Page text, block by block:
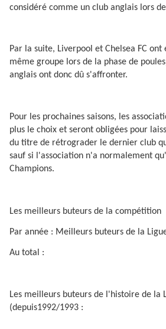
considéré comme un club anglais lors
Par la suite, Liverpool et Chelsea FC
même groupe lors de la phase de
anglais ont donc dû s'affronter.
Pour les prochaines saisons, les
plus le choix et seront obligées pour
du titre de rétrograder le dernier club
sauf si l'association n'a normalement
Champions.
Les meilleurs buteurs de la compétition
Par année : Meilleurs buteurs de la
Au total :
Les meilleurs buteurs de l'histoire de la
(depuis1992/1993 :